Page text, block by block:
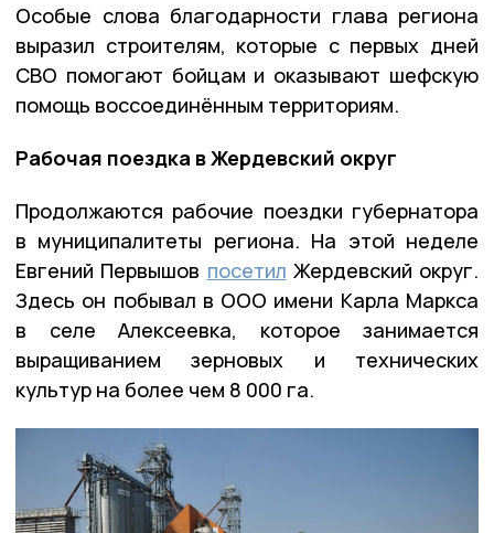
Особые слова благодарности глава региона
выразил строителям, которые с первых дней
СВО помогают бойцам и оказывают шефскую
помощь воссоединённым территориям.
Рабочая поездка в Жердевский округ
Продолжаются рабочие поездки губернатора
в муниципалитеты региона. На этой неделе
Евгений Первышов посетил Жердевский округ.
Здесь он побывал в ООО имени Карла Маркса
в селе Алексеевка, которое занимается
выращиванием зерновых и технических
культур на более чем 8 000 га.